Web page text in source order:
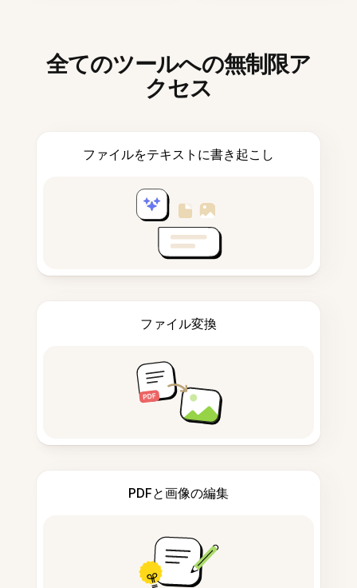
全てのツールへの無制限ア
クセス
ファイルをテキストに書き起こし
ファイル変換
PDFと画像の編集